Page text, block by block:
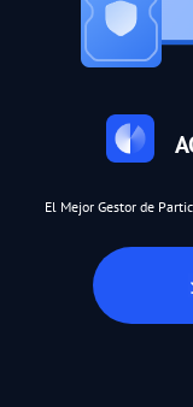
El Mejor Gestor de